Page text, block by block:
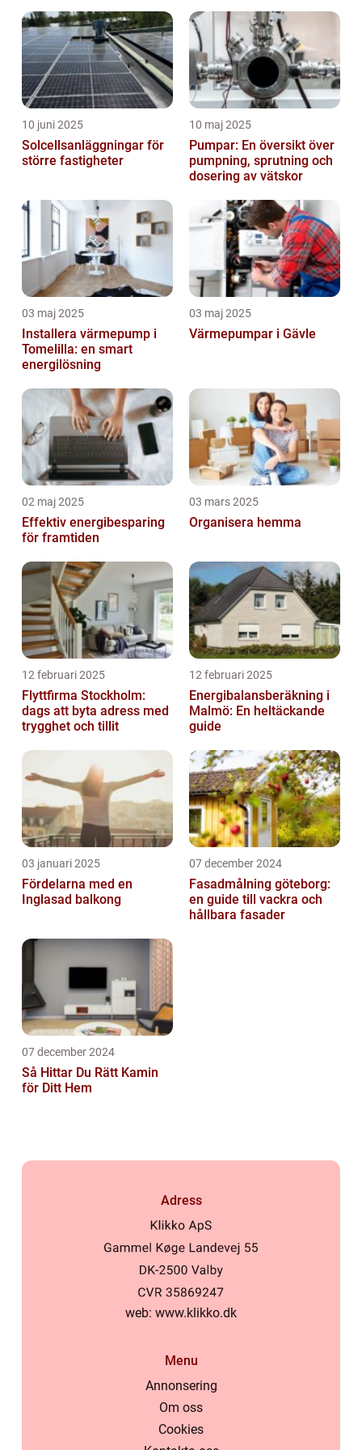
10 juni 2025
Solcellsanläggningar för
större fastigheter
10 maj 2025
Pumpar: En översikt över
pumpning, sprutning och
dosering av vätskor
03 maj 2025
Installera värmepump i
Tomelilla: en smart
energilösning
03 maj 2025
Värmepumpar i Gävle
02 maj 2025
Effektiv energibesparing
för framtiden
03 mars 2025
Organisera hemma
12 februari 2025
Flyttfirma Stockholm:
dags att byta adress med
trygghet och tillit
12 februari 2025
Energibalansberäkning i
Malmö: En heltäckande
guide
03 januari 2025
Fördelarna med en
Inglasad balkong
07 december 2024
Fasadmålning göteborg:
en guide till vackra och
hållbara fasader
07 december 2024
Så Hittar Du Rätt Kamin
för Ditt Hem
Adress
web: www.klikko.dk
Menu
Annonsering
Om oss
Cookies